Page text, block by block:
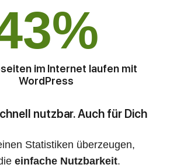
%
im Internet laufen mit
WordPress
nutzbar. Auch für Dich
Statistiken überzeugen,
einfache Nutzbarkeit.